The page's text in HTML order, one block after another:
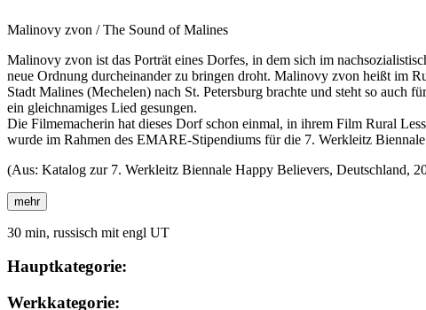
Malinovy zvon / The Sound of Malines
Malinovy zvon ist das Porträt eines Dorfes, in dem sich im
neue Ordnung durcheinander zu bringen droht. Malinovy zvon heißt im
Stadt Malines (Mechelen) nach St. Petersburg brachte und steht so auch
ein gleichnamiges Lied gesungen.
Die Filmemacherin hat dieses Dorf schon einmal, in ihrem Film Rural
wurde im Rahmen des EMARE-Stipendiums für die 7. Werkleitz
(Aus: Katalog zur 7. Werkleitz Biennale Happy Believers, Deutschland,
mehr
30 min, russisch mit engl UT
Hauptkategorie:
Werkkategorie: